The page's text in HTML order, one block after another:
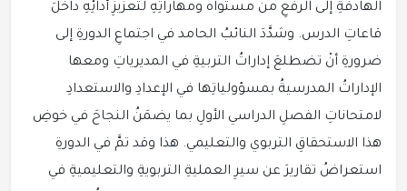
الهادفةِ إلى الرفعِ من مستواه ومهاراتِهِ لتعزيزِ أدائِهِ داخلَ
قاعاتِ الدرس. وشدَّدَ النائبُ الحامد في اجتماعِ الدورةِ إلى
ضرورةِ أنْ تضطلعَ إداراتُ التربيةِ في المديرياتِ ومعها
الإداراتُ المدرسيةُ بمسؤولياتِها في الإعدادِ والاستعدادِ
لامتحاناتِ الفصلِ الدراسي الأولِ بما يضمَنُ النجاحَ في خوضِ
هذا الاستحقاقِ التربوي والتعليمي. هذا وقد تمَّ في الدورةِ
استعراضُ تقاريرَ عن سيرِ العمليةِ التربويةِ والتعليميةِ في